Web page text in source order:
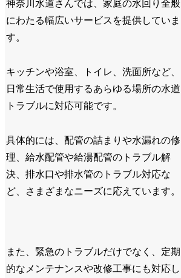
神奈川水道さんでは、家庭の水回り全般
にわたる幅広いサービスを提供していま
す。
キッチンや浴室、トイレ、洗面所など、
日常生活で使用するあらゆる場所の水道
トラブルに対応可能です。
具体的には、配管の詰まりや水漏れの修
理、給水配管や給湯配管のトラブル解
決、排水口や排水管のトラブル対応な
ど、さまざまなニーズに応えています。
また、緊急のトラブルだけでなく、定期
的なメンテナンスや改修工事にも対応し